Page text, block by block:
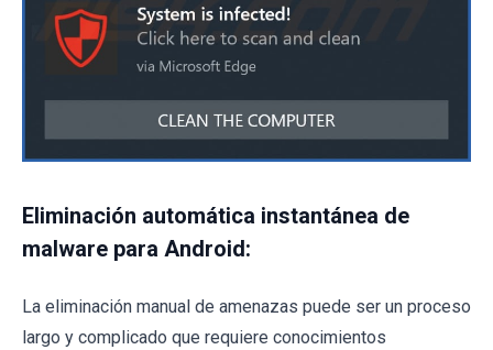
Eliminación automática instantánea de
malware para Android:
La eliminación manual de amenazas puede ser un proceso
largo y complicado que requiere conocimientos